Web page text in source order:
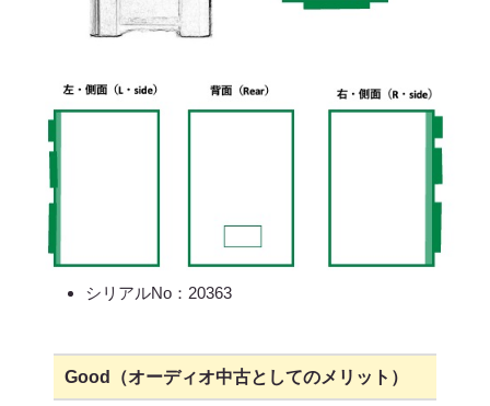
シリアルNo：20363
Good（オーディオ中古としてのメリット）